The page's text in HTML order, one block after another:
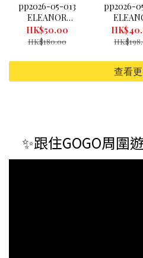
pp2026-05-013
ELEANOR
TMK SATIN
LIPS, V2 05 MY
幻鑰匙系列-高
HK$50.00
HK$180.00
pp2026-
TMK
EYE
BROWN
匙系列-2
貨可新蒲
即取）
查看
✨跟住GOGO周圍